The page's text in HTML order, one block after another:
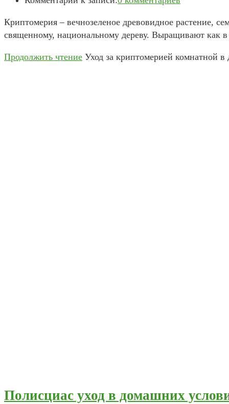
Криптомерия – вечнозеленое древовидное растение,
священному, национальному дереву. Выращивают как
Продолжить чтение Уход за криптомерией комнатной
Полисциас уход в домашних